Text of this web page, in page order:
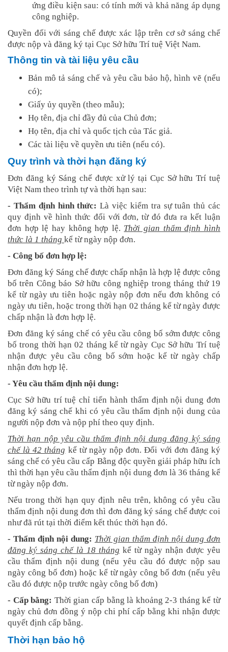
ứng điều kiện sau: có tính mới và khả năng áp dụng
công nghiệp.
Quyền đối với sáng chế được xác lập trên cơ sở sáng chế
được nộp và đăng ký tại Cục Sở hữu Trí tuệ Việt Nam.
Thông tin và tài liệu yêu cầu
Bản mô tả sáng chế và yêu cầu bảo hộ, hình vẽ (nếu
có);
Giấy ủy quyền (theo mẫu);
Họ tên, địa chỉ đầy đủ của Chủ đơn;
Họ tên, địa chỉ và quốc tịch của Tác giả.
Các tài liệu về quyền ưu tiên (nếu có).
Quy trình và thời hạn đăng ký
Đơn đăng ký Sáng chế được xử lý tại Cục Sở hữu Trí tuệ
Việt Nam theo trình tự và thời hạn sau:
- Thẩm định hình thức:Là việc kiểm tra sự tuân thủ các
quy định về hình thức đối với đơn, từ đó đưa ra kết luận
đơn hợp lệ hay không hợp lệ. Thời gian thẩm định hình
thức là 1 tháng kể từ ngày nộp đơn.
- Công bố đơn hợp lệ:
Đơn đăng ký Sáng chế được chấp nhận là hợp lệ được công
bố trên Công báo Sở hữu công nghiệp trong tháng thứ 19
kể từ ngày ưu tiên hoặc ngày nộp đơn nếu đơn không có
ngày ưu tiên, hoặc trong thời hạn 02 tháng kể từ ngày được
chấp nhận là đơn hợp lệ.
Đơn đăng ký sáng chế có yêu cầu công bố sớm được công
bố trong thời hạn 02 tháng kể từ ngày Cục Sở hữu Trí tuệ
nhận được yêu cầu công bố sớm hoặc kể từ ngày chấp
nhận đơn hợp lệ.
- Yêu cầu thẩm định nội dung:
Cục Sở hữu trí tuệ chỉ tiến hành thẩm định nội dung đơn
đăng ký sáng chế khi có yêu cầu thẩm định nội dung của
người nộp đơn và nộp phí theo quy định.
Thời hạn nộp yêu cầu thẩm định nội dung đăng ký sáng
chế là 42 tháng kể từ ngày nộp đơn. Đối với đơn đăng ký
sáng chế có yêu cầu cấp Bằng độc quyền giải pháp hữu ích
thì thời hạn yêu cầu thẩm định nội dung đơn là 36 tháng kể
từ ngày nộp đơn.
Nếu trong thời hạn quy định nêu trên, không có yêu cầu
thẩm định nội dung đơn thì đơn đăng ký sáng chế được coi
như đã rút tại thời điểm kết thúc thời hạn đó.
- Thẩm định nội dung: Thời gian thẩm định nội dung đơn
đăng ký sáng chế là 18 tháng kể từ ngày nhận được yêu
cầu thẩm định nội dung (nếu yêu cầu đó được nộp sau
ngày công bố đơn) hoặc kể từ ngày công bố đơn (nếu yêu
cầu đó được nộp trước ngày công bố đơn)
- Cấp bằng: Thời gian cấp bằng là khoảng 2-3 tháng kể từ
ngày chủ đơn đồng ý nộp chi phí cấp bằng khi nhận được
quyết định cấp bằng.
Thời hạn bảo hộ